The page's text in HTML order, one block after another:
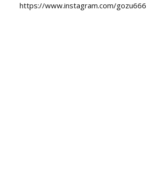
https://www.instagram.com/gozu666